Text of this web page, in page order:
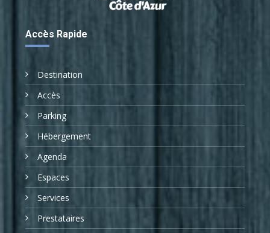
Accès Rapide
Destination
Accès
Parking
Hébergement
Agenda
Espaces
Services
Prestataires